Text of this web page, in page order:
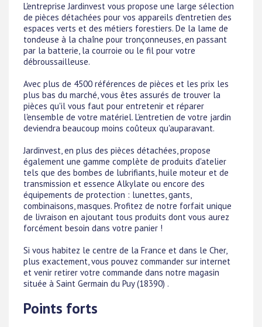
L'entreprise Jardinvest vous propose une large sélection
de pièces détachées pour vos appareils d'entretien des
espaces verts et des métiers forestiers. De la lame de
tondeuse à la chaîne pour tronçonneuses, en passant
par la batterie, la courroie ou le fil pour votre
débroussailleuse.
Avec plus de 4500 références de pièces et les prix les
plus bas du marché, vous êtes assurés de trouver la
pièces qu'il vous faut pour entretenir et réparer
l'ensemble de votre matériel. L'entretien de votre jardin
deviendra beaucoup moins coûteux qu'auparavant.
Jardinvest, en plus des pièces détachées, propose
également une gamme complète de produits d'atelier
tels que des bombes de lubrifiants, huile moteur et de
transmission et essence Alkylate ou encore des
équipements de protection : lunettes, gants,
combinaisons, masques. Profitez de notre forfait unique
de livraison en ajoutant tous produits dont vous aurez
forcément besoin dans votre panier !
Si vous habitez le centre de la France et dans le Cher,
plus exactement, vous pouvez commander sur internet
et venir retirer votre commande dans notre magasin
située à Saint Germain du Puy (18390) .
Points forts